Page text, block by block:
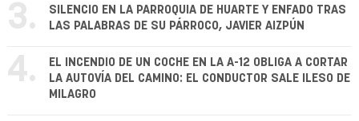
3.
SILENCIO EN LA PARROQUIA DE HUARTE Y ENFADO TRAS
LAS PALABRAS DE SU PÁRROCO, JAVIER AIZPÚN
4.
EL INCENDIO DE UN COCHE EN LA A-12 OBLIGA A CORTAR
LA AUTOVÍA DEL CAMINO: EL CONDUCTOR SALE ILESO DE
MILAGRO